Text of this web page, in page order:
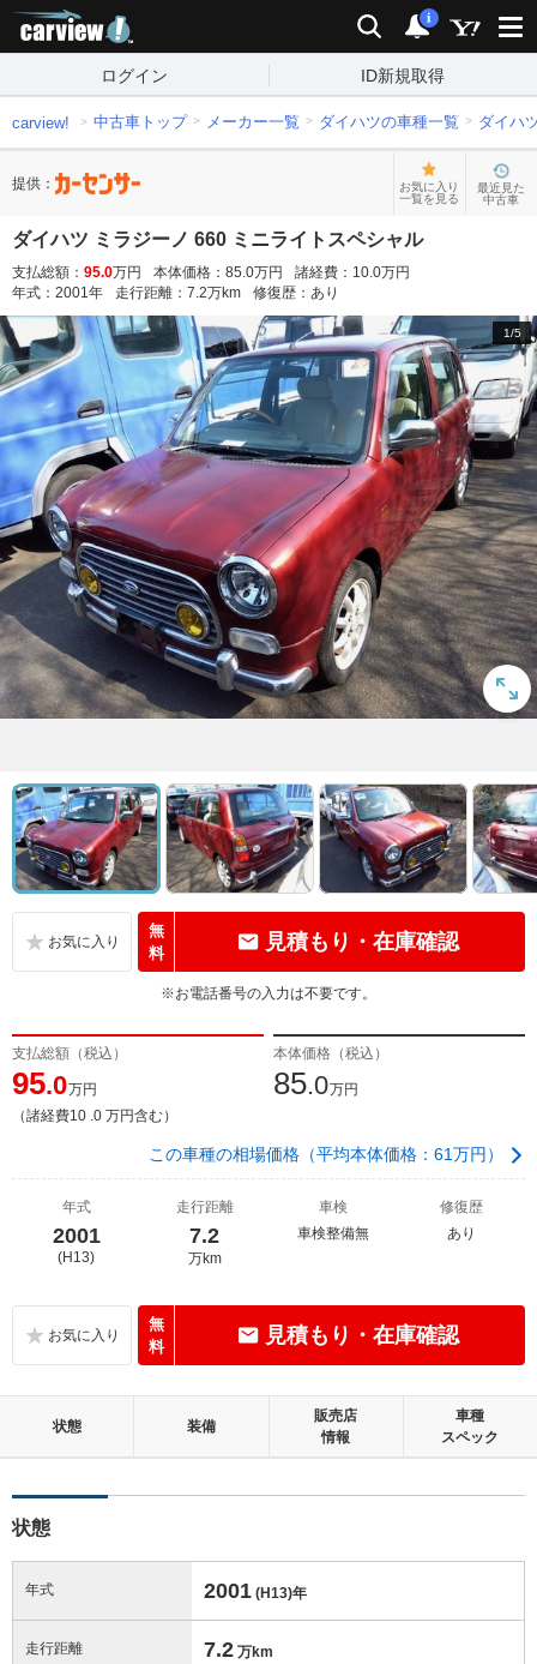
検索 通知
i
ログイン ID新規取得
carview! 中古車トップ メーカー一覧 ダイハツの車種一覧 ダイハ
提供：
お気に入り
一覧を見る
最近見た
中古車
ダイハツ ミラジーノ 660 ミニライトスペシャル
支払総額： 95.0万円 本体価格： 85.0万円 諸経費： 10.0万円
年式： 2001年 走行距離： 7.2万km 修復歴： あり
1/5
無
料
見積もり・在庫確認
※お電話番号の入力は不要です。
支払総額（税込）
95.0万円
（諸経費10 .0 万円含む）
本体価格（税込）
85.0万円
この車種の相場価格（平均本体価格：61万円）
年式
2001
(H13)
走行距離
7.2
万km
車検
車検整備無
修復歴
あり
無
料
見積もり・在庫確認
状態 装備
販売店
情報
車種
スペック
状態
年式 2001 (H13)年
走行距離 7.2 万km